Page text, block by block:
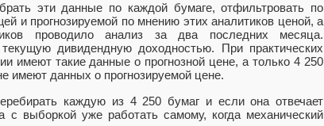
эти данные по каждой бумаге, отфильтровать по
и прогнозируемой по мнению этих аналитиков ценой, а
проводило анализ за два последних месяца.
дивидендную доходностью. При практических
имеют такие данные о прогнозной цене, а только 4 250
имеют данных о прогнозируемой цене.
каждую из 4 250 бумаг и если она отвечает
выборкой уже работать самому, когда механический